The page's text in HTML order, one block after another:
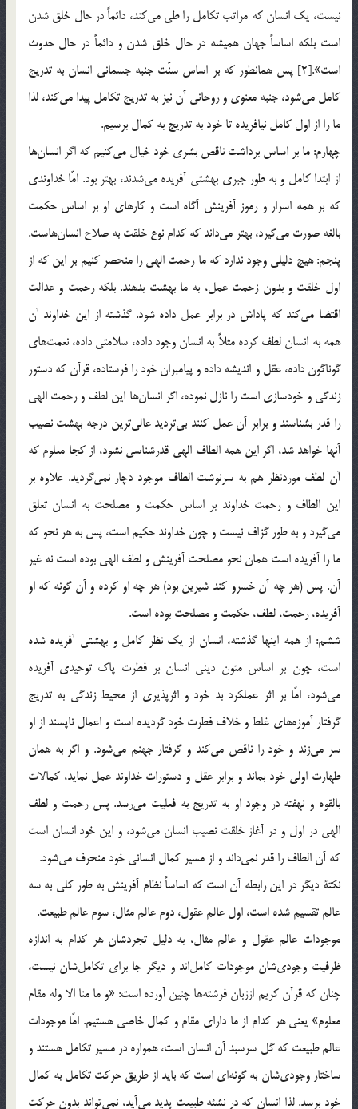
نيست، يك انسان كه مراتب تكامل را طي مي‌كند، دائماً در حال خلق شدن
است بلكه اساساً جهان هميشه در حال خلق شدن و دائماً در حال حدوث
است».[2] پس همانطور كه بر اساس سنّت جنبه جسماني انسان به تدريج
كامل مي‌شود، جنبه معنوي و روحاني آن نيز به تدريج تكامل پيدا مي‌كند، لذا
ما را از اول كامل نيافريده تا خود به تدريج به کمال برسيم.
چهارم: ما بر اساس برداشت ناقص بشري خود خيال مي‌كنيم كه اگر انسان‌ها
از ابتدا كامل و به طور جبري بهشتي آفريده مي‌شدند، بهتر بود. امّا خداوندي
كه بر همه اسرار و رموز آفرينش آگاه است و كارهاي او بر اساس حكمت
بالغه صورت مي‌گيرد، بهتر مي‌داند كه كدام نوع خلقت به صلاح انسان‌هاست.
پنجم: هيچ دليلي وجود ندارد كه ما رحمت الهي را منحصر كنيم بر اين كه از
اول خلقت و بدون زحمت عمل، به ما بهشت بدهند. بلكه رحمت و عدالت
اقتضا مي‌كند كه پاداش در برابر عمل داده شود. گذشته از اين خداوند آن
همه به انسان لطف كرده مثلاً به انسان وجود داده، سلامتي داده، نعمت‌هاي
گوناگون داده،‌ عقل و انديشه داده و پيامبران خود را فرستاده، قرآن كه دستور
زندگي و خودسازي است را نازل نموده، اگر انسان‌ها اين لطف و رحمت الهي
را قدر بشناسند و برابر آن عمل كنند بي‌ترديد عالي‌ترين درجه بهشت نصيب
آنها خواهد شد، اگر اين همه الطاف الهي قدرشناسي نشود، از كجا معلوم كه
آن لطف موردنظر هم به سرنوشت الطاف موجود دچار نمي‌گرديد. علاوه بر
اين الطاف و رحمت خداوند بر اساس حكمت و مصلحت به انسان تعلق
مي‌گيرد و به طور گزاف نيست و چون خداوند حكيم است، پس به هر نحو كه
ما را آفريده است همان نحو مصلحت آفرينش و لطف الهي بوده است نه غير
آن. پس (هر چه آن خسرو كند شيرين بود) هر چه او كرده و آن گونه كه او
آفريده، رحمت، لطف، حكمت و مصلحت بوده است.
ششم: از همه اينها گذشته، انسان از يك نظر كامل و بهشتي آفريده شده
است، چون بر اساس متون ديني انسان بر فطرت پاك توحيدي آفريده
مي‌شود، ‌امّا بر اثر عملكرد بد خود و اثرپذيري از محيط زندگي به تدريج
گرفتار آموزه‌هاي غلط و خلاف فطرت خود گرديده است و اعمال ناپسند از او
سر مي‌زند و خود را ناقص مي‌كند و گرفتار جهنم مي‌شود. و اگر به همان
طهارت اولي خود بماند و برابر عقل و دستورات خداوند عمل نمايد، كمالات
بالقوه و نهفته در وجود او به تدريج به فعليت مي‌رسد. پس رحمت و لطف
الهي در اول و در آغاز خلقت نصيب انسان مي‌شود، و اين خود انسان است
كه آن الطاف را قدر نمي‌داند و از مسير كمال انساني خود منحرف مي‌شود.
نكتة ديگر در اين رابطه آن است كه اساساً نظام آفرينش به طور كلي به سه
عالم تقسيم شده است، اول عالم عقول، دوم عالم مثال، سوم عالم طبيعت.
موجودات عالم عقول و عالم مثال، به دليل تجردشان هر كدام به اندازه
ظرفيت وجودي‌شان موجودات كامل‌اند و ديگر جا براي تكامل‌شان نيست،
چنان كه قرآن كريم اززبان فرشته‌ها چنين آورده است: «و ما منا الا وله مقام
معلوم» يعني هر كدام از ما داراي مقام و كمال خاصي هستيم. امّا موجودات
عالم طبيعت كه گل سرسبد آن انسان است، همواره در مسير تكامل هستند و
ساختار وجودي‌شان به گونه‌اي است كه بايد از طريق حركت تكامل به كمال
خود برسد. لذا انسان كه در نشئه طبيعت پديد مي‌آيد، نمي‌تواند بدون حركت